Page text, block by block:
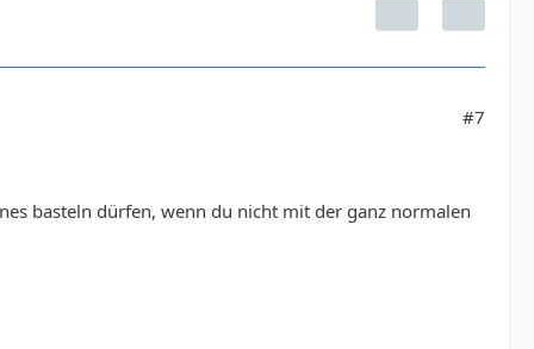
#7
basteln dürfen, wenn du nicht mit der ganz normalen